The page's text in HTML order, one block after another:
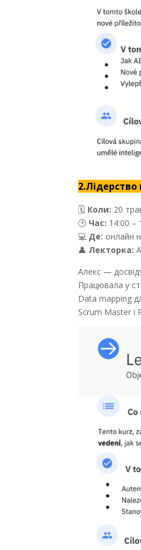
🗓 Коли: 20
🕑 Час: 14:00 –
💻 Де: онлайн
👤 Лекторка:
Алекс —
Працювала у
Data mapping
Scrum Master і